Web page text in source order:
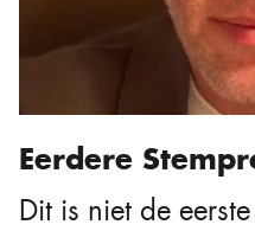
Eerdere
Dit is niet de